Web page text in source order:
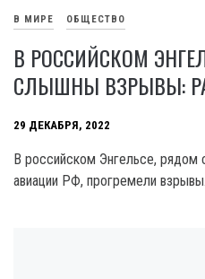
В МИРЕ ОБЩЕСТВО
В РОССИЙСКОМ
СЛЫШНЫ ВЗРЫВЫ:
29 ДЕКАБРЯ, 2022
В российском Энгельсе, рядом
авиации РФ, прогремели взрывы.